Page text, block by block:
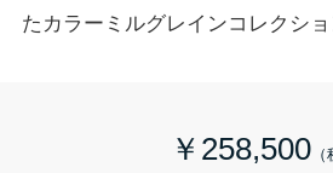
たカラーミルグレインコレクショ
￥258,500